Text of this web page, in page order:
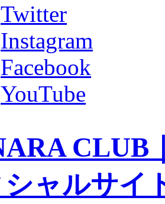
グッズ
ファンコミュニティ
ホームタウン
コラム
その他
TEAM
2026/27トップチーム
2026/27トップチームスタッフ
チアダンススクール
ボランティアチーム「volundeer」
HOMEGAME
観戦ルール＆マナー
Twitter
Instagram
Facebook
YouTube